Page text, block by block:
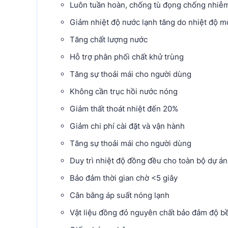
Luôn tuần hoàn, chống tù đọng chống
Giảm nhiệt độ nước lạnh tăng do nhiệt độ
Tăng chất lượng nước
Hỗ trợ phân phối chất khử trùng
Tăng sự thoải mái cho người dùng
Không cần trục hồi nước nóng
Giảm thất thoát nhiệt đến 20%
Giảm chi phí cài đặt và vận hành
Tăng sự thoải mái cho người dùng
Duy trì nhiệt độ đồng đều cho toàn bộ dự án
Bảo đảm thời gian chờ <5 giây
Cân bằng áp suất nóng lạnh
Vật liệu đồng đỏ nguyên chất bảo đảm độ